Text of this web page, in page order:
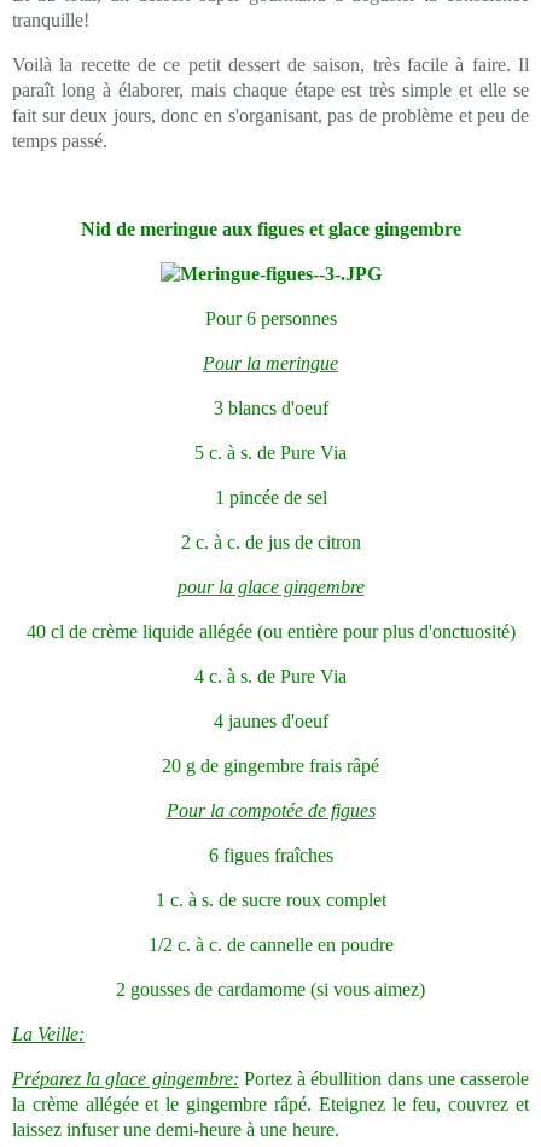
tranquille!
Voilà la recette de ce petit dessert de saison, très facile à faire. Il
paraît long à élaborer, mais chaque étape est très simple et elle se
fait sur deux jours, donc en s'organisant, pas de problème et peu de
temps passé.
Nid de meringue aux figues et glace gingembre
Pour 6 personnes
Pour la meringue
3 blancs d'oeuf
5 c. à s. de Pure Via
1 pincée de sel
2 c. à c. de jus de citron
pour la glace gingembre
40 cl de crème liquide allégée (ou entière pour plus d'onctuosité)
4 c. à s. de Pure Via
4 jaunes d'oeuf
20 g de gingembre frais râpé
Pour la compotée de figues
6 figues fraîches
1 c. à s. de sucre roux complet
1/2 c. à c. de cannelle en poudre
2 gousses de cardamome (si vous aimez)
La Veille:
Préparez la glace gingembre: Portez à ébullition dans une casserole
la crème allégée et le gingembre râpé. Eteignez le feu, couvrez et
laissez infuser une demi-heure à une heure.